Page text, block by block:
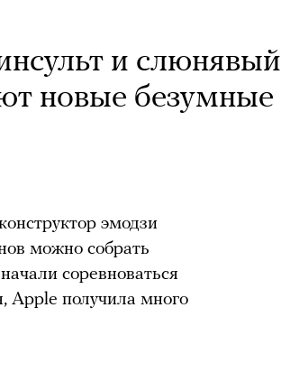
и слюнявый
новые безумные
эмодзи
можно собрать
соревноваться
Apple получила много